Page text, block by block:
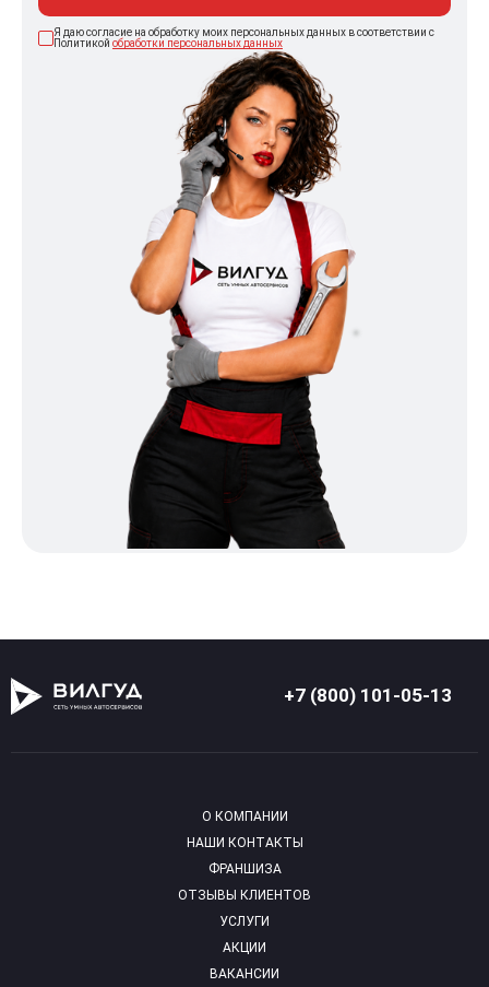
Я даю согласие на обработку моих персональных данных в соответствии с
Политикой обработки персональных данных
+7 (800) 101-05-13
О КОМПАНИИ
НАШИ КОНТАКТЫ
ФРАНШИЗА
ОТЗЫВЫ КЛИЕНТОВ
УСЛУГИ
АКЦИИ
ВАКАНСИИ